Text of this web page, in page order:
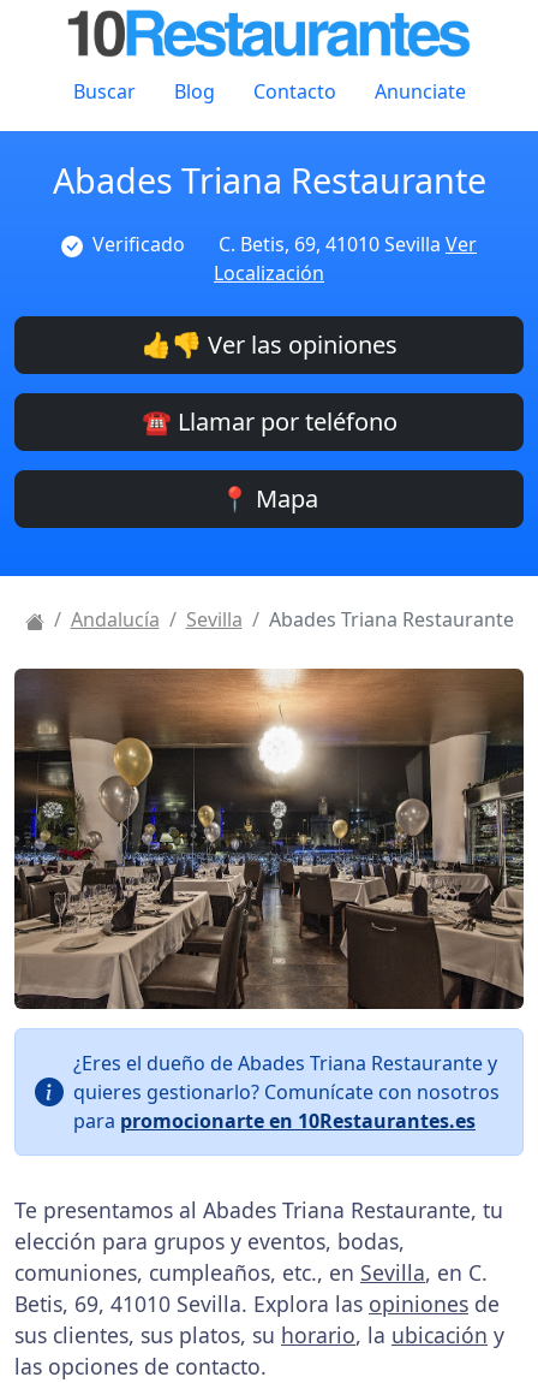
Buscar Blog Contacto Anunciate
Abades Triana Restaurante
Verificado C. Betis, 69, 41010 Sevilla Ver
Localización
👍👎 Ver las opiniones
☎️ Llamar por teléfono
📍 Mapa
Andalucía Sevilla Abades Triana Restaurante
¿Eres el dueño de Abades Triana Restaurante y
quieres gestionarlo? Comunícate con nosotros
para promocionarte en 10Restaurantes.es
Te presentamos al Abades Triana Restaurante, tu
elección para grupos y eventos, bodas,
comuniones, cumpleaños, etc., en Sevilla, en C.
Betis, 69, 41010 Sevilla. Explora las opiniones de
sus clientes, sus platos, su horario, la ubicación y
las opciones de contacto.